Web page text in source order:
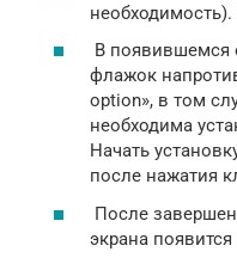
В появившемся
флажок
option», в том
необходима
Начать
после нажатия
После
экрана